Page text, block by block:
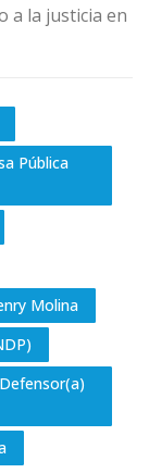
a la justicia en
Pública
Molina